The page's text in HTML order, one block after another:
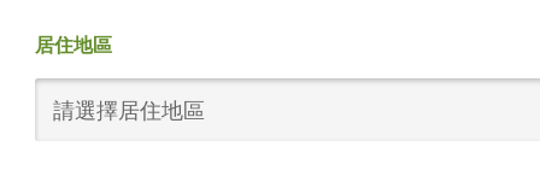
居住地區
請選擇居住地區